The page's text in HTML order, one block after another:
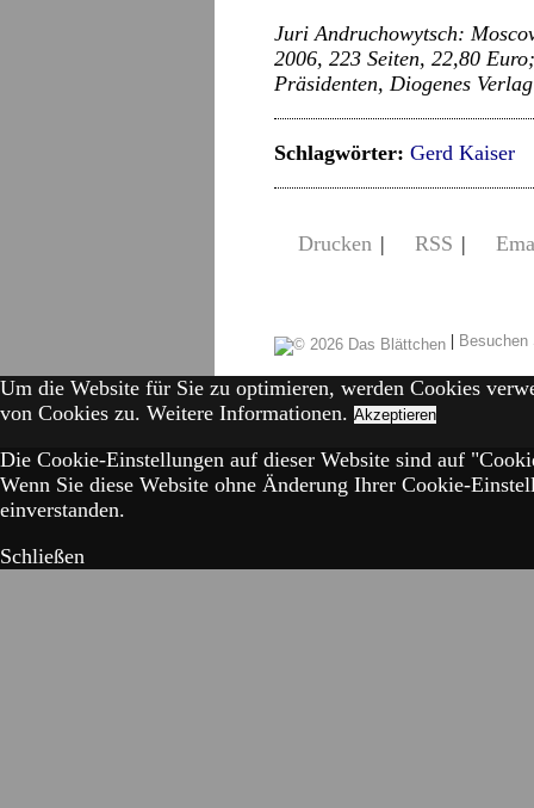
Juri Andruchowytsch:
2006, 223 Seiten, 22,80
Präsidenten, Diogenes
Schlagwörter: Gerd Kaiser
Drucken | RSS |
|
Um die Website für Sie zu optimieren, werden Cookies
von Cookies zu. Weitere Informationen. Akzeptieren
Die Cookie-Einstellungen auf dieser Website sind auf
Wenn Sie diese Website ohne Änderung Ihrer Cookie-
einverstanden.
Schließen